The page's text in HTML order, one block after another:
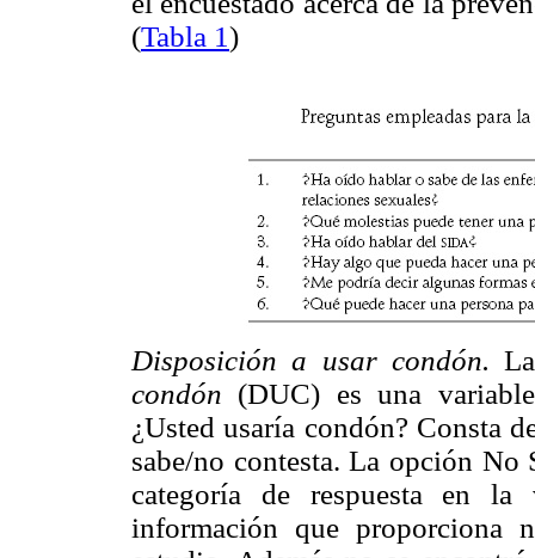
(Tabla 1)
Disposición a usar condón.
condón (DUC) es una
¿Usted usaría condón? Consta
sabe/no contesta. La opción No
categoría de respuesta en
información que proporciona